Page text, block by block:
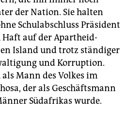
der Nation. Sie halten
Schulabschluss Präsident
auf der Apartheid-
Island und trotz ständiger
und Korruption.
Mann des Volkes im
der als Geschäftsmann
Südafrikas wurde.